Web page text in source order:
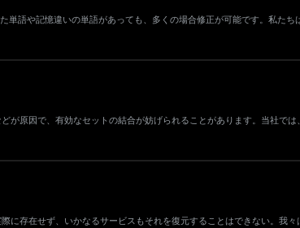
語や記憶違いの単語があっても、多くの場合修正が可能です。私た
が原因で、有効なセットの結合が妨げられることがあります。当社で
存在せず、いかなるサービスもそれを復元することはできない。我